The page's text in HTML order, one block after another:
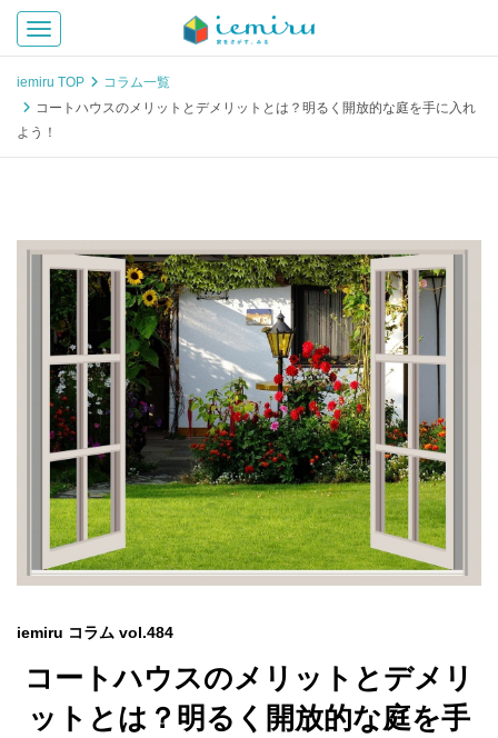
Toggle navigation
iemiru TOP
コラム一覧
コートハウスのメリットとデメリットとは？明るく開放的な庭を手に入れ
よう！
iemiru コラム vol.484
コートハウスのメリットとデメリ
ットとは？明るく開放的な庭を手